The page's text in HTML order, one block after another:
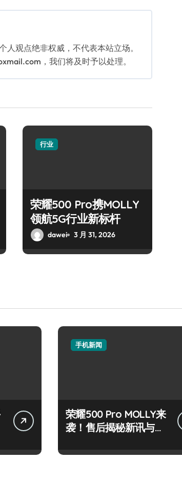
人观点绝非权威，不代表本站立场。
，我们将及时予以处理。
行业
荣耀500 Pro携MOLLY
领航5G行业新标杆
dawei 3 月 31, 2026
手机新闻
荣耀500 Pro MOLLY来
袭！售后揭秘新讯与超